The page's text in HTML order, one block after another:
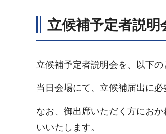
立候補予定者説明
立候補予定者説明会を、以下の
当日会場にて、立候補届出に
なお、御出席いただく方にお
いいたします。